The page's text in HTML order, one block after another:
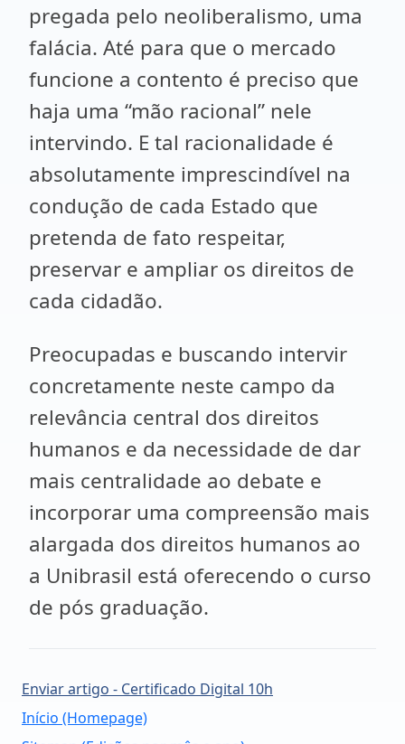
pregada pelo neoliberalismo, uma
falácia. Até para que o mercado
funcione a contento é preciso que
haja uma “mão racional” nele
intervindo. E tal racionalidade é
absolutamente imprescindível na
condução de cada Estado que
pretenda de fato respeitar,
preservar e ampliar os direitos de
cada cidadão.
Preocupadas e buscando intervir
concretamente neste campo da
relevância central dos direitos
humanos e da necessidade de dar
mais centralidade ao debate e
incorporar uma compreensão mais
alargada dos direitos humanos ao
a Unibrasil está oferecendo o curso
de pós graduação.
Enviar artigo - Certificado Digital 10h
Início (Homepage)